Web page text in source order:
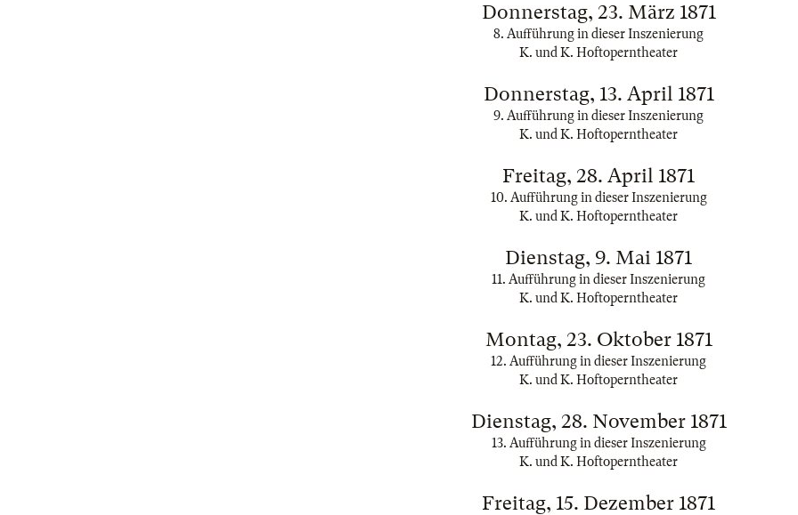
Donnerstag, 23. März 1871
8. Aufführung in dieser Inszenierung
K. und K. Hoftoperntheater
Donnerstag, 13. April 1871
9. Aufführung in dieser Inszenierung
K. und K. Hoftoperntheater
Freitag, 28. April 1871
10. Aufführung in dieser Inszenierung
K. und K. Hoftoperntheater
Dienstag, 9. Mai 1871
11. Aufführung in dieser Inszenierung
K. und K. Hoftoperntheater
Montag, 23. Oktober 1871
12. Aufführung in dieser Inszenierung
K. und K. Hoftoperntheater
Dienstag, 28. November 1871
13. Aufführung in dieser Inszenierung
K. und K. Hoftoperntheater
Freitag, 15. Dezember 1871